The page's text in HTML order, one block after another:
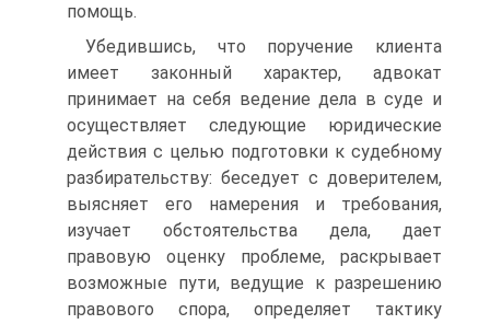
помощь.
Убедившись, что поручение клиента
имеет законный характер, адвокат
принимает на себя ведение дела в суде и
осуществляет следующие юридические
действия с целью подготовки к судебному
разбирательству: беседует с доверителем,
выясняет его намерения и требования,
изучает обстоятельства дела, дает
правовую оценку проблеме, раскрывает
возможные пути, ведущие к разрешению
правового спора, определяет тактику